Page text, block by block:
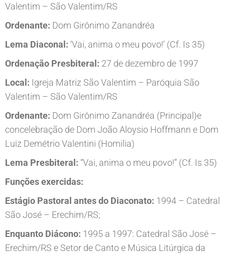
Valentim – São Valentim/RS
Ordenante: Dom Girônimo Zanandréa
Lema Diaconal: ‘Vai, anima o meu povo!’ (Cf. Is 35)
Ordenação Presbiteral: 27 de dezembro de 1997
Local: Igreja Matriz São Valentim – Paróquia São
Valentim – São Valentim/RS
Ordenante: Dom Girônimo Zanandréa (Principal)e
concelebração de Dom João Aloysio Hoffmann e Dom
Luiz Demétrio Valentini (Homilia)
Lema Presbiteral: “Vai, anima o meu povo!” (Cf. Is 35)
Funções exercidas:
Estágio Pastoral antes do Diaconato: 1994 – Catedral
São José – Erechim/RS;
Enquanto Diácono: 1995 a 1997: Catedral São José –
Erechim/RS e Setor de Canto e Música Litúrgica da